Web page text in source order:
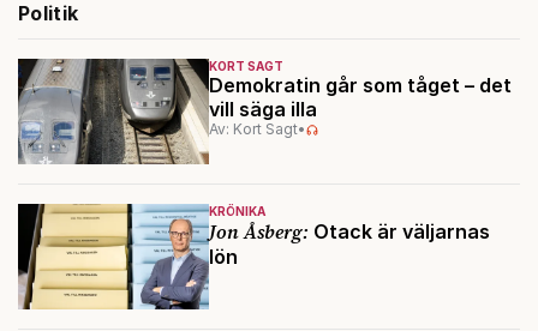
Politik
KORT SAGT
Demokratin går som tåget – det
vill säga illa
Av: Kort Sagt•
KRÖNIKA
Jon Åsberg: Otack är väljarnas
lön